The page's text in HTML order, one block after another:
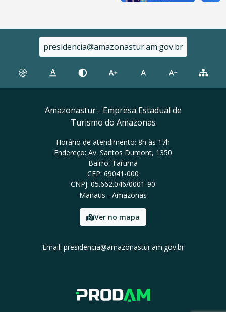
presidencia@amazonastur.am.gov.br
Amazonastur - Empresa Estadual de
Turismo do Amazonas
Horário de atendimento: 8h às 17h
Endereço: Av. Santos Dumont, 1350
Bairro: Tarumã
CEP: 69041-000
CNPJ: 05.662.046/0001-90
Manaus - Amazonas
Ver no mapa
Email: presidencia@amazonastur.am.gov.br